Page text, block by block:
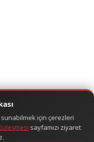
için çerezleri
sayfamızı ziyaret